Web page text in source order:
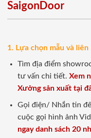
SaigonDoor
1. Lựa chọn mẫu và
Tìm địa điểm
tư vấn chi tiết. Xem
Xưởng sản xuất tại
Gọi điện/ Nhắn tin
cuộc gọi hình ảnh
ngay danh sách 20